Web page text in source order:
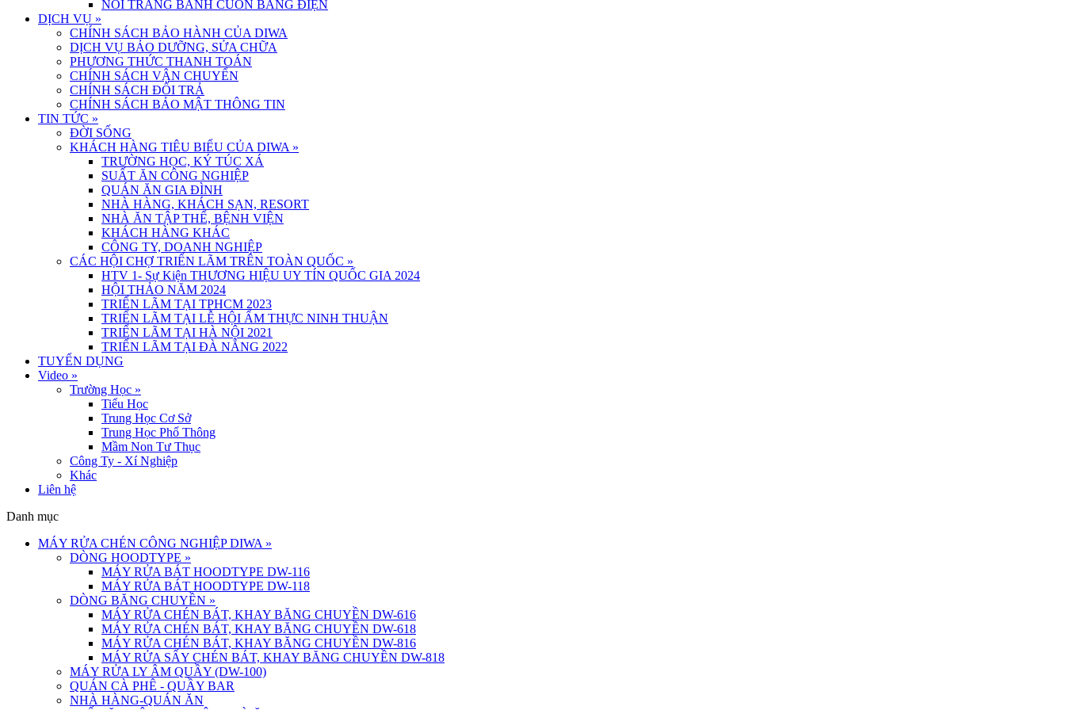
NỒI TRÁNG BÁNH CUỐN BẰNG ĐIỆN
DỊCH VỤ »
CHÍNH SÁCH BẢO HÀNH CỦA DIWA
DỊCH VỤ BẢO DƯỠNG, SỬA CHỮA
PHƯƠNG THỨC THANH TOÁN
CHÍNH SÁCH VẬN CHUYỂN
CHÍNH SÁCH ĐỔI TRẢ
CHÍNH SÁCH BẢO MẬT THÔNG TIN
TIN TỨC »
ĐỜI SỐNG
KHÁCH HÀNG TIÊU BIỂU CỦA DIWA »
TRƯỜNG HỌC, KÝ TÚC XÁ
SUẤT ĂN CÔNG NGHIỆP
QUÁN ĂN GIA ĐÌNH
NHÀ HÀNG, KHÁCH SẠN, RESORT
NHÀ ĂN TẬP THỂ, BỆNH VIỆN
KHÁCH HÀNG KHÁC
CÔNG TY, DOANH NGHIỆP
CÁC HỘI CHỢ TRIỂN LÃM TRÊN TOÀN QUỐC »
HTV 1- Sự Kiện THƯƠNG HIỆU UY TÍN QUỐC GIA 2024
HỘI THẢO NĂM 2024
TRIỂN LÃM TẠI TPHCM 2023
TRIỂN LÃM TẠI LỄ HỘI ẨM THỰC NINH THUẬN
TRIỂN LÃM TẠI HÀ NỘI 2021
TRIỂN LÃM TẠI ĐÀ NẴNG 2022
TUYỂN DỤNG
Video »
Trường Học »
Tiểu Học
Trung Học Cơ Sở
Trung Học Phổ Thông
Mầm Non Tư Thục
Công Ty - Xí Nghiệp
Khác
Liên hệ
Danh mục
MÁY RỬA CHÉN CÔNG NGHIỆP DIWA »
DÒNG HOODTYPE »
MÁY RỬA BÁT HOODTYPE DW-116
MÁY RỬA BÁT HOODTYPE DW-118
DÒNG BĂNG CHUYỀN »
MÁY RỬA CHÉN BÁT, KHAY BĂNG CHUYỀN DW-616
MÁY RỬA CHÉN BÁT, KHAY BĂNG CHUYỀN DW-618
MÁY RỬA CHÉN BÁT, KHAY BĂNG CHUYỀN DW-816
MÁY RỬA SẤY CHÉN BÁT, KHAY BĂNG CHUYỀN DW-818
MÁY RỬA LY ÂM QUẦY (DW-100)
QUÁN CÀ PHÊ - QUẦY BAR
NHÀ HÀNG-QUÁN ĂN